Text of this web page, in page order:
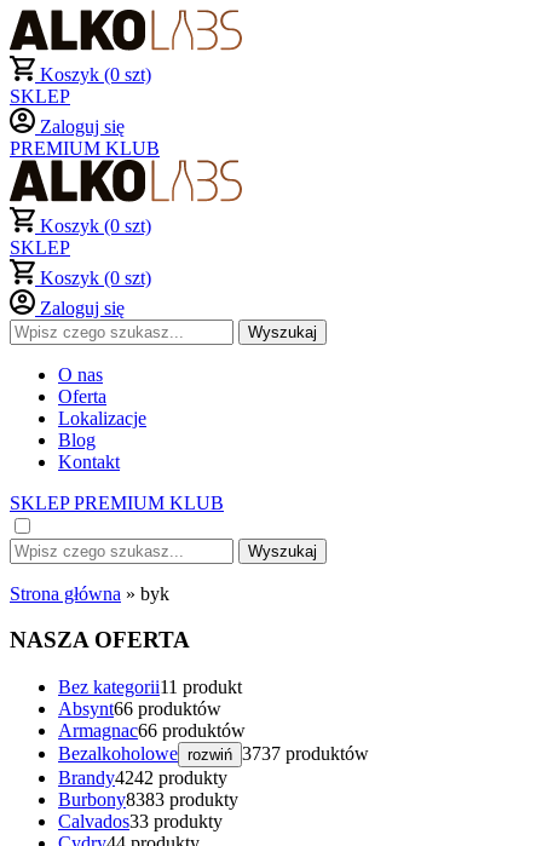
Koszyk (0 szt)
SKLEP
Zaloguj się
PREMIUM KLUB
Koszyk (0 szt)
SKLEP
Koszyk (0 szt)
Zaloguj się
O nas
Oferta
Lokalizacje
Blog
Kontakt
SKLEPPREMIUM KLUB
Strona główna » byk
NASZA OFERTA
Bez kategorii11 produkt
Absynt66 produktów
Armagnac66 produktów
Bezalkoholowe rozwiń 3737 produktów
Brandy4242 produkty
Burbony8383 produkty
Calvados33 produkty